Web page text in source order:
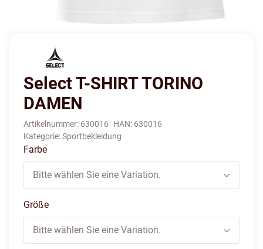
Select T-SHIRT TORINO
DAMEN
Artikelnummer: 630016 HAN: 630016
Kategorie:Sportbekleidung
Farbe
Bitte wählen Sie eine Variation.
Größe
Bitte wählen Sie eine Variation.